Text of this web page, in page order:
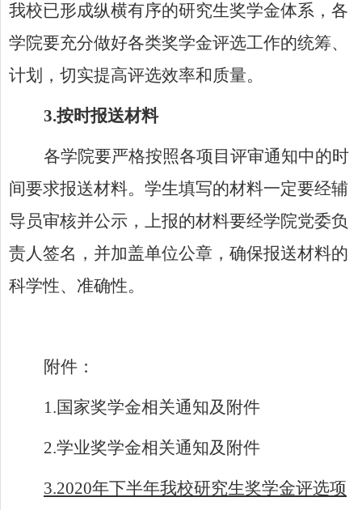
我校已形成纵横有序的研究生奖学金体系，各
学院要充分做好各类奖学金评选工作的统筹、
计划，切实提高评选效率和质量。
3.按时报送材料
各学院要严格按照各项目评审通知中的时
间要求报送材料。学生填写的材料一定要经辅
导员审核并公示，上报的材料要经学院党委负
责人签名，并加盖单位公章，确保报送材料的
科学性、准确性。
附件：
1.国家奖学金相关通知及附件
2.学业奖学金相关通知及附件
3.2020年下半年我校研究生奖学金评选项